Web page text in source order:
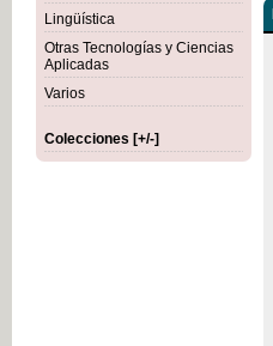
Lingüística
Otras Tecnologías y Ciencias
Aplicadas
Varios
Colecciones [+/-]